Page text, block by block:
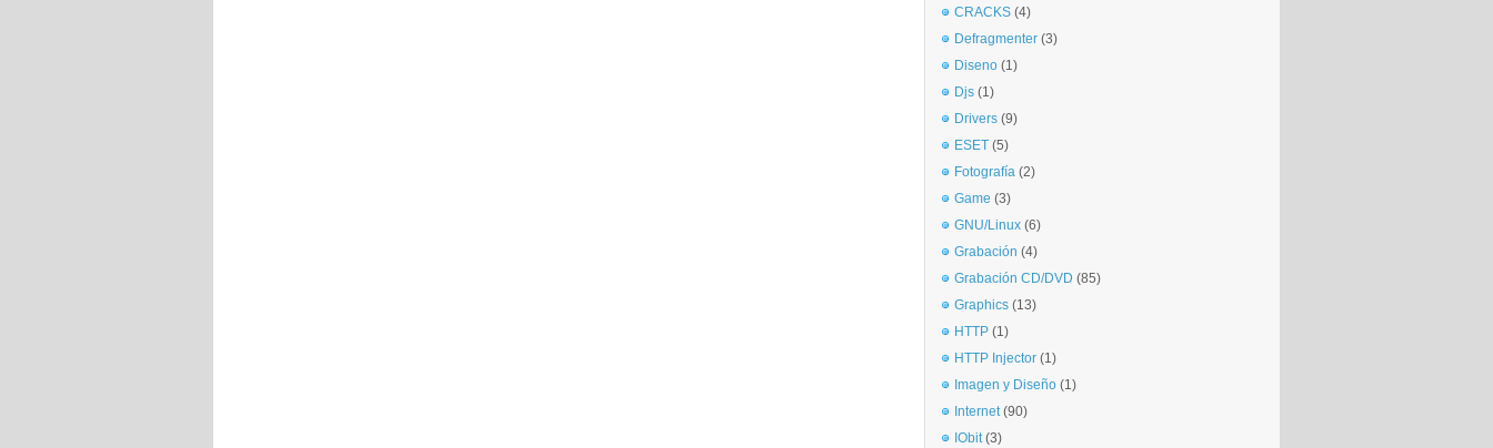
CRACKS (4)
Defragmenter (3)
Diseno (1)
Djs (1)
Drivers (9)
ESET (5)
Fotografía (2)
Game (3)
GNU/Linux (6)
Grabación (4)
Grabación CD/DVD (85)
Graphics (13)
HTTP (1)
HTTP Injector (1)
Imagen y Diseño (1)
Internet (90)
IObit (3)